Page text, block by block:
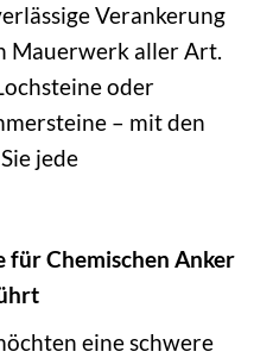
Verankerung
Mauerwerk aller Art.
oder
– mit den
jede
für Chemischen Anker
eine schwere